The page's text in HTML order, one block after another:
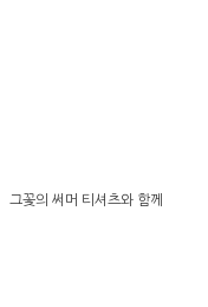
그꽃의 써머 티셔츠와 함께